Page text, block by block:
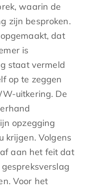
waarin de
zijn besproken.
dat
is
staat vermeld
op te zeggen
uitkering. De
opzegging
krijgen. Volgens
aan het feit dat
Voor het